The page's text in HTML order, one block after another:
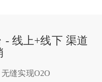
- 线上+线下 渠道
缝实现O2O